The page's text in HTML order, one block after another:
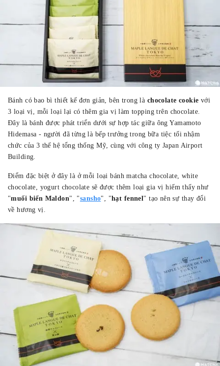
Bánh có bao bì thiết kế đơn giản, bên trong là chocolate cookie với
3 loại vị, mỗi loại lại có thêm gia vị làm topping trên chocolate.
Đây là bánh được phát triển dưới sự hợp tác giữa ông Yamamoto
Hidemasa - người đã từng là bếp trưởng trong bữa tiệc tối nhậm
chức của 3 thế hệ tổng thống Mỹ, cùng với công ty Japan Airport
Building.
Điểm đặc biệt ở đây là ở mỗi loại bánh matcha chocolate, white
chocolate, yogurt chocolate sẽ được thêm loại gia vị hiếm thấy như
"muối biển Maldon", "sansho", "hạt fennel" tạo nên sự thay đổi
về hương vị.